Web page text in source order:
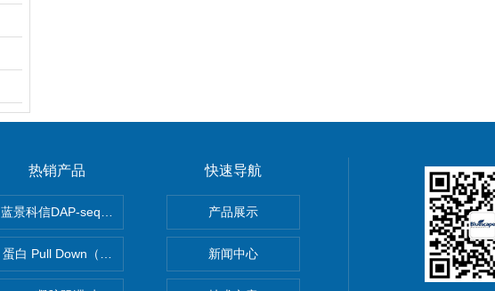
热销产品
蓝景科信DAP-seq技术服务实验流程分析流程
蛋白 Pull Down（蛋白和蛋白互作）
快速导航
产品展示
新闻中心